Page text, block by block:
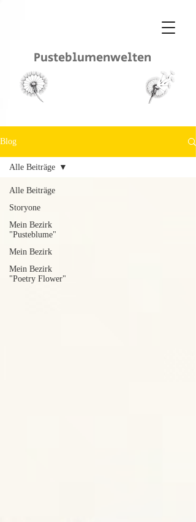
Pusteblumenwelten
Blog
Alle Beiträge
Storyone
Mein Bezirk
"Pusteblume"
Mein Bezirk
Mein Bezirk
"Poetry Flower"
Alle Beiträge